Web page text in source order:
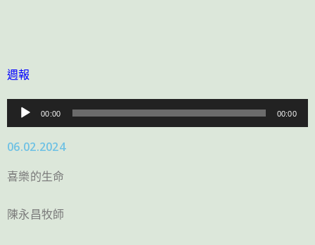
週報
訊
播
放
00:00 00:00
06.02.2024
喜樂的生命
陳永昌牧師